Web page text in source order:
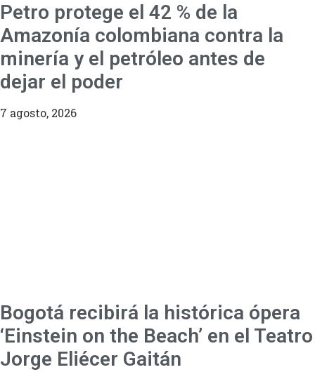
Petro protege el 42 % de la
Amazonía colombiana contra la
minería y el petróleo antes de
dejar el poder
7 agosto, 2026
Bogotá recibirá la histórica ópera
‘Einstein on the Beach’ en el Teatro
Jorge Eliécer Gaitán